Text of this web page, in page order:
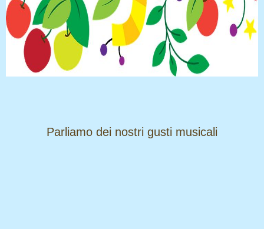
​​​​​​​Parliamo dei nostri gusti musicali